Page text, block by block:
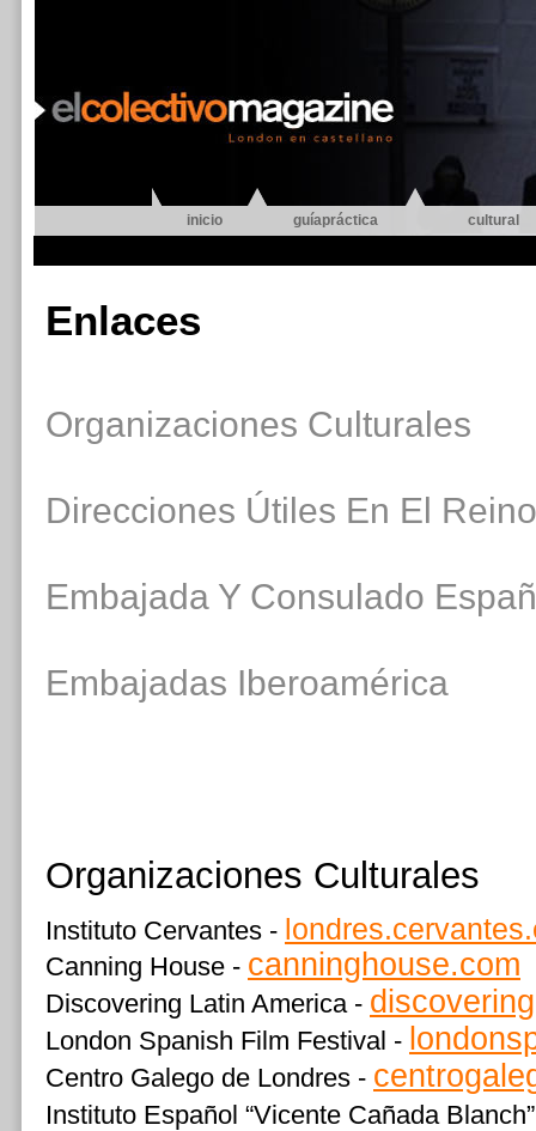
inicio guíapráctica cultural
Enlaces
Organizaciones Culturales
Direcciones Útiles En El
Embajada Y Consulado
Embajadas Iberoamérica
Organizaciones Culturales
Instituto Cervantes -
Canning House - canninghouse.com
Discovering Latin America -
London Spanish Film Festival -
Centro Galego de Londres -
Instituto Español “Vicente Cañada